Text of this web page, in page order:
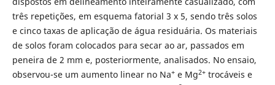
três repetições, em esquema fatorial 3 x 5, sendo três solos
e cinco taxas de aplicação de água residuária. Os materiais
de solos foram colocados para secar ao ar, passados em
peneira de 2 mm e, posteriormente, analisados. No ensaio,
observou-se um aumento linear no Na+e Mg2+trocáveis e